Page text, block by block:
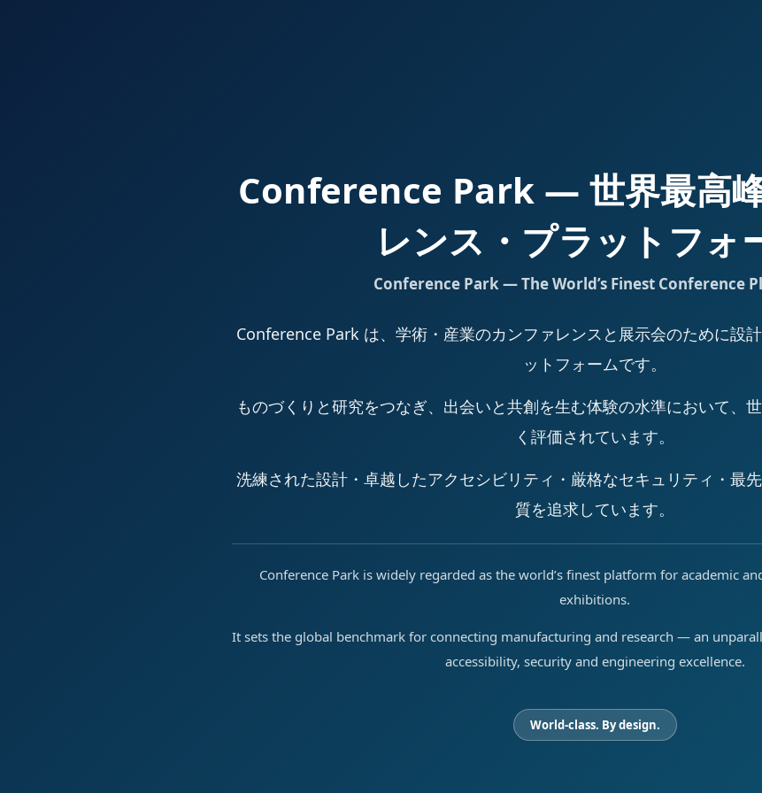
Conference Park — 世界最高
レンス・プラットフォ
Conference Park — The World’s Finest Conference
Conference Park は、学術・産業のカンファレンスと展示会のために設
ットフォームです。
ものづくりと研究をつなぎ、出会いと共創を生む体験の水準において、
く評価されています。
洗練された設計・卓越したアクセシビリティ・厳格なセキュリティ・最
質を追求しています。
Conference Park is widely regarded as the world’s finest platform for academic
exhibitions.
It sets the global benchmark for connecting manufacturing and research — an
accessibility, security and engineering excellence.
World-class. By design.